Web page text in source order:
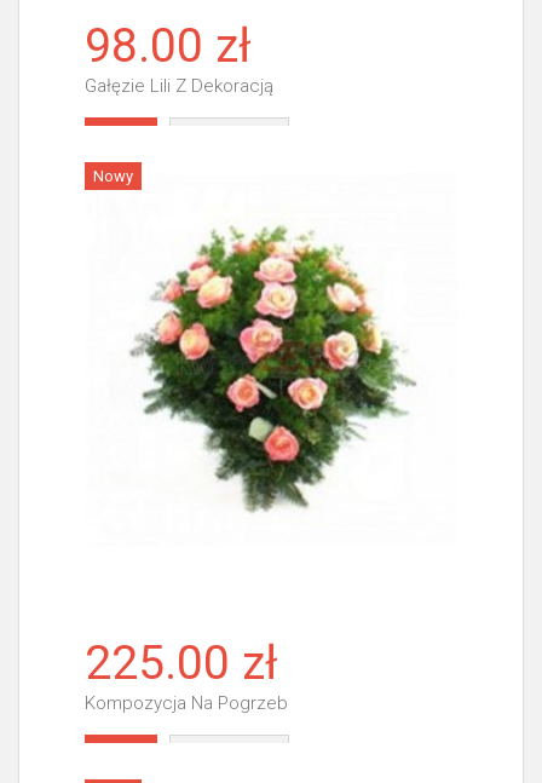
98.00 zł
Gałęzie Lili Z Dekoracją
Nowy
225.00 zł
Kompozycja Na Pogrzeb